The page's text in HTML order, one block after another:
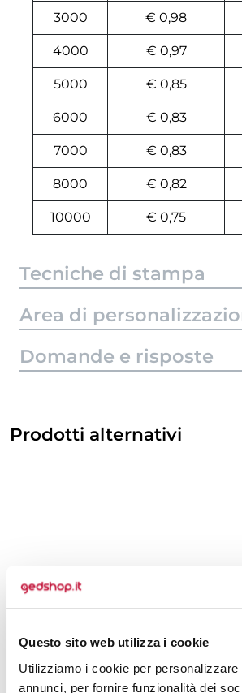
Questo sito web utilizza i cookie
Utilizziamo i cookie per personalizzare
annunci, per fornire funzionalità dei
3000 € 0,98
4000 € 0,97
5000 € 0,85
6000 € 0,83
7000 € 0,83
8000 € 0,82
10000 € 0,75
Tecniche di stampa
Area di
Domande e risposte
Prodotti alternativi